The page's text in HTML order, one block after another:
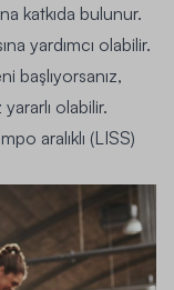
katkıda bulunur.
yardımcı olabilir.
başlıyorsanız,
olabilir.
aralıklı (LISS)